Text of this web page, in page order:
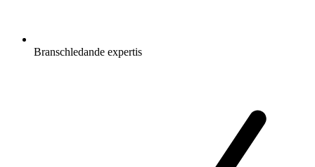
Branschledande expertis